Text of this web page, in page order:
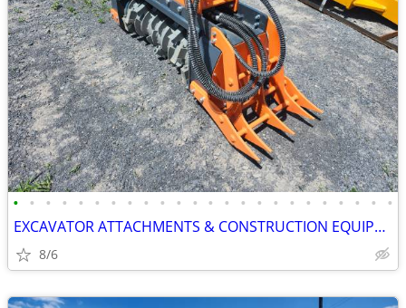
• • • • • • • • • • • • • • • • • • • • • • • •
EXCAVATOR ATTACHMENTS & CONSTRUCTION EQUIPMENT ON SALE!!!
8/6